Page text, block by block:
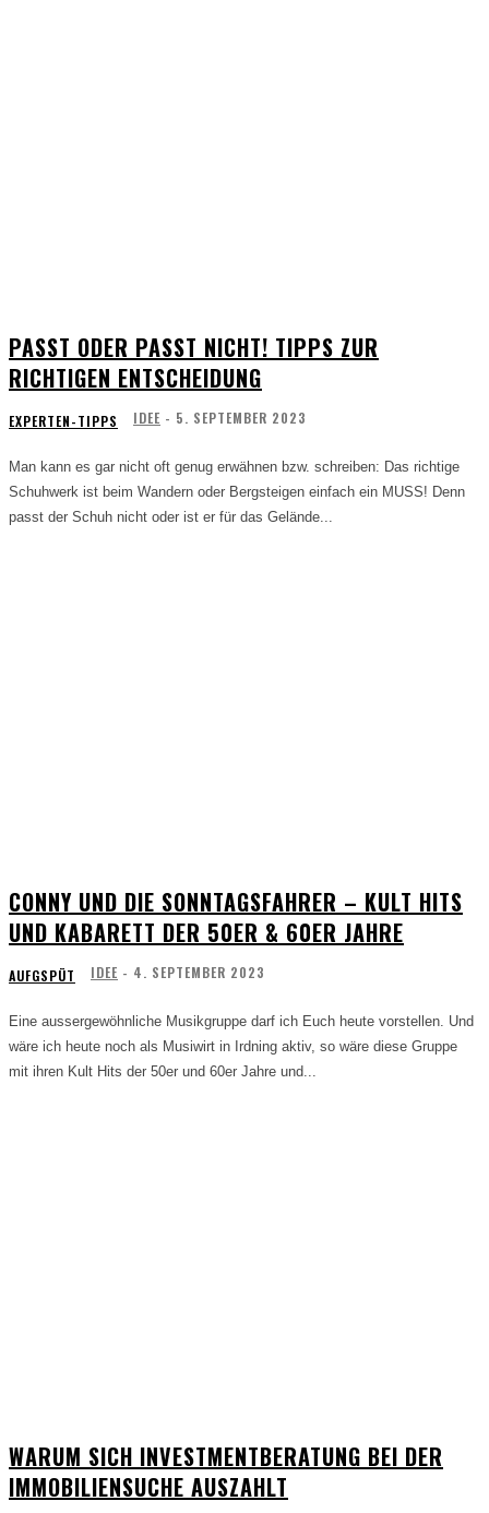
PASST ODER PASST NICHT! TIPPS ZUR
RICHTIGEN ENTSCHEIDUNG
EXPERTEN-TIPPS IDEE - 5. SEPTEMBER 2023
Man kann es gar nicht oft genug erwähnen bzw. schreiben: Das richtige
Schuhwerk ist beim Wandern oder Bergsteigen einfach ein MUSS! Denn
passt der Schuh nicht oder ist er für das Gelände...
CONNY UND DIE SONNTAGSFAHRER – KULT HITS
UND KABARETT DER 50ER & 60ER JAHRE
AUFGSPÜT IDEE - 4. SEPTEMBER 2023
Eine aussergewöhnliche Musikgruppe darf ich Euch heute vorstellen. Und
wäre ich heute noch als Musiwirt in Irdning aktiv, so wäre diese Gruppe
mit ihren Kult Hits der 50er und 60er Jahre und...
WARUM SICH INVESTMENTBERATUNG BEI DER
IMMOBILIENSUCHE AUSZAHLT